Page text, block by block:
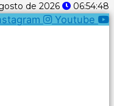
de 2026 06:54:48
Youtube